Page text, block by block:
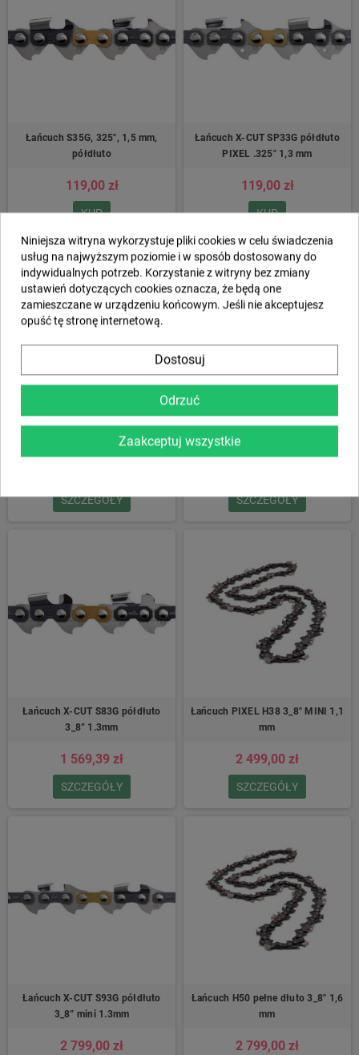
Łańcuch S35G, 325″, 1,5 mm,
półdłuto
119,00 zł
KUP
Łańcuch X-CUT SP33G półdłuto
PIXEL .325″ 1,3 mm
119,00 zł
KUP
Chain X-CUT C85S Chisel 3_8”
SZCZEGÓŁY
Łańcuch H64 .404″ 1,6 mm
SZCZEGÓŁY
Łańcuch X-CUT S83G półdłuto
3_8” 1.3mm
1 569,39 zł
SZCZEGÓŁY
Łańcuch PIXEL H38 3_8″ MINI 1,1
mm
2 499,00 zł
SZCZEGÓŁY
Łańcuch X-CUT S93G półdłuto
3_8” mini 1.3mm
2 799,00 zł
Łańcuch H50 pełne dłuto 3_8″ 1,6
mm
2 799,00 zł
Niniejsza witryna wykorzystuje pliki cookies w celu świadczenia
usług na najwyższym poziomie i w sposób dostosowany do
indywidualnych potrzeb. Korzystanie z witryny bez zmiany
ustawień dotyczących cookies oznacza, że będą one
zamieszczane w urządzeniu końcowym. Jeśli nie akceptujesz
opuść tę stronę internetową.
Dostosuj
Odrzuć
Zaakceptuj wszystkie